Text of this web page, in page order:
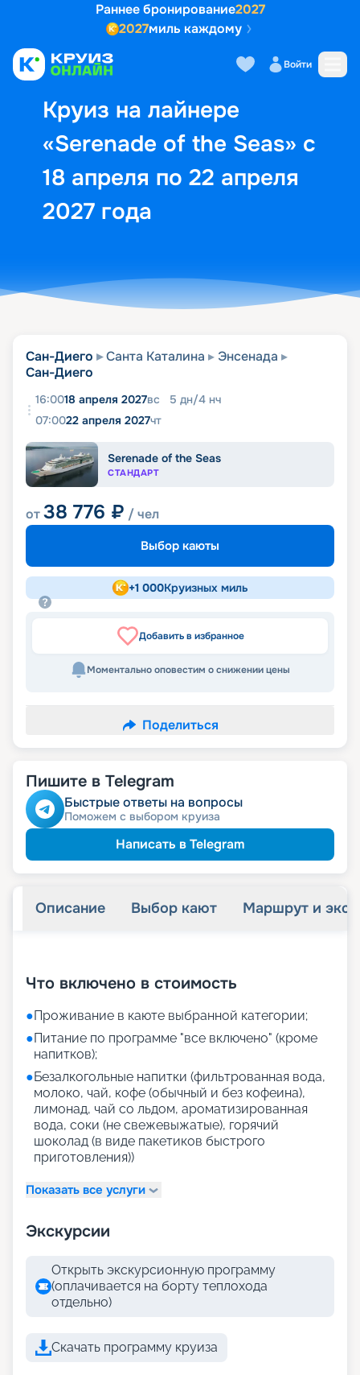
Раннее бронирование2027
2027миль каждому
Войти
Круиз на лайнере
«Serenade of the Seas» с
18 апреля по 22 апреля
2027 года
Выбор кают Маршрут и
Сан-Диего Санта Каталина
Энсенада
Сан-Диего
16:0018 апреля 2027вс 5 дн/4 нч
07:0022 апреля 2027чт
Serenade of the Seas
СТАНДАРТ
от38 776 ₽ / чел
Выбор каюты
+1 000Круизных миль
Добавить в избранное
Моментально оповестим о снижении цены
Поделиться
Пишите в Telegram
Быстрые ответы на вопросы
Поможем с выбором круиза
Написать в Telegram
Описание Выбор кают Маршрут и
Что включено в стоимость
●Проживание в каюте выбранной категории;
●Питание по программе "все включено" (кроме
напитков);
●Безалкогольные напитки (фильтрованная вода,
молоко, чай, кофе (обычный и без кофеина),
лимонад, чай со льдом, ароматизированная
вода, соки (не свежевыжатые), горячий
шоколад (в виде пакетиков быстрого
приготовления))
Показать все услуги
Экскурсии
Открыть экскурсионную программу
(оплачивается на борту теплохода
отдельно)
Скачать программу круиза